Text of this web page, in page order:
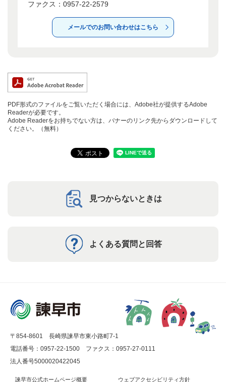
ファクス：0957-22-2579
メールでのお問い合わせはこちら
PDF形式のファイルをご覧いただく場合には、Adobe社が提供するAdobe
Readerが必要です。
Adobe Readerをお持ちでない方は、バナーのリンク先からダウンロードして
ください。（無料）
見つからないときは
よくある質問と回答
〒854-8601 長崎県諫早市東小路町7-1
電話番号：0957-22-1500
ファクス：0957-27-0111
法人番号5000020422045
諫早市公式ホームページ概要 ウェブアクセシビリティ方針